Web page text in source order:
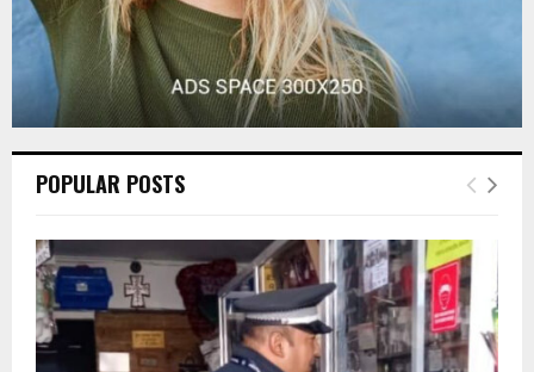
POPULAR POSTS